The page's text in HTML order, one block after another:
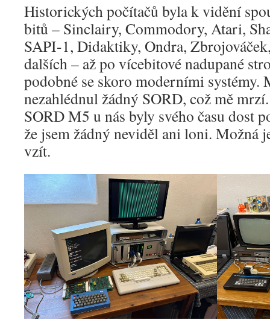
Historických počítačů byla k vidění
bitů – Sinclairy, Commodory, Atari,
SAPI-1, Didaktiky, Ondra,
dalších – až po vícebitové nadupané
podobné se skoro moderními systémy.
nezahlédnul žádný SORD, což mě
SORD M5 u nás byly svého času dost
že jsem žádný neviděl ani loni. Možná
vzít.